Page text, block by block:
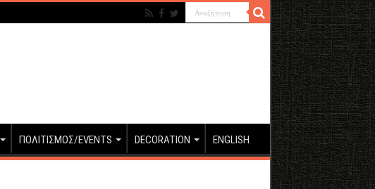
ΠΟΛΙΤΙΣΜΟΣ/EVENTS DECORATION ENGLISH